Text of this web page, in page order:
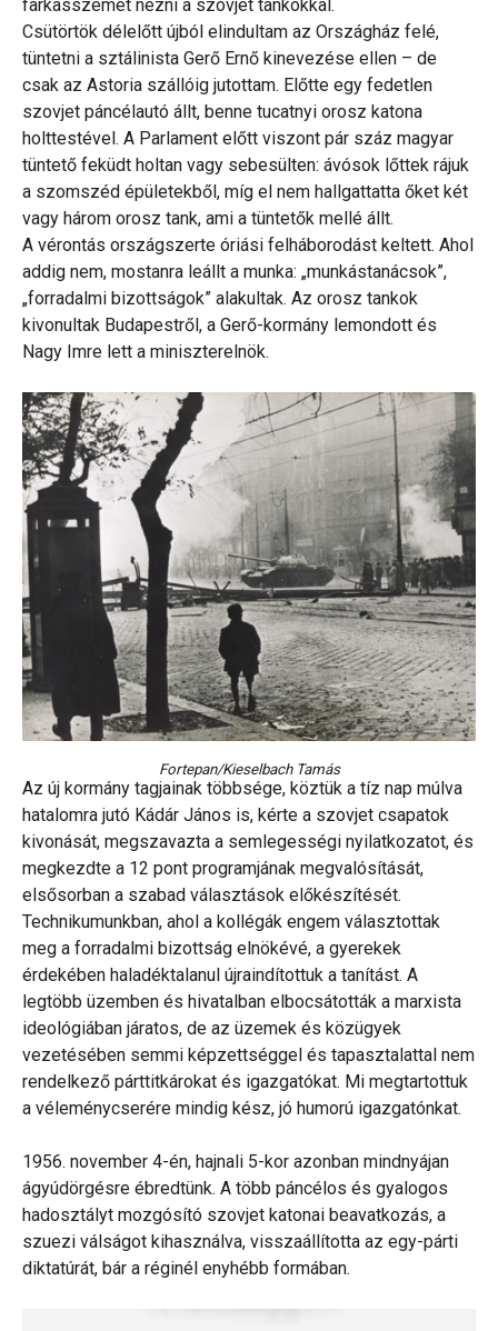
farkasszemet nézni a szovjet tankokkal.
Csütörtök délelőtt újból elindultam az Országház felé,
tüntetni a sztálinista Gerő Ernő kinevezése ellen – de
csak az Astoria szállóig jutottam. Előtte egy fedetlen
szovjet páncélautó állt, benne tucatnyi orosz katona
holttestével. A Parlament előtt viszont pár száz magyar
tüntető feküdt holtan vagy sebesülten: ávósok lőttek rájuk
a szomszéd épületekből, míg el nem hallgattatta őket két
vagy három orosz tank, ami a tüntetők mellé állt.
A vérontás országszerte óriási felháborodást keltett. Ahol
addig nem, mostanra leállt a munka: „munkástanácsok”,
„forradalmi bizottságok” alakultak. Az orosz tankok
kivonultak Budapestről, a Gerő-kormány lemondott és
Nagy Imre lett a miniszterelnök.
Fortepan/Kieselbach Tamás
Az új kormány tagjainak többsége, köztük a tíz nap múlva
hatalomra jutó Kádár János is, kérte a szovjet csapatok
kivonását, megszavazta a semlegességi nyilatkozatot, és
megkezdte a 12 pont programjának megvalósítását,
elsősorban a szabad választások előkészítését.
Technikumunkban, ahol a kollégák engem választottak
meg a forradalmi bizottság elnökévé, a gyerekek
érdekében haladéktalanul újraindítottuk a tanítást. A
legtöbb üzemben és hivatalban elbocsátották a marxista
ideológiában járatos, de az üzemek és közügyek
vezetésében semmi képzettséggel és tapasztalattal nem
rendelkező párttitkárokat és igazgatókat. Mi megtartottuk
a véleménycserére mindig kész, jó humorú igazgatónkat.
1956. november 4-én, hajnali 5-kor azonban mindnyájan
ágyúdörgésre ébredtünk. A több páncélos és gyalogos
hadosztályt mozgósító szovjet katonai beavatkozás, a
szuezi válságot kihasználva, visszaállította az egy-párti
diktatúrát, bár a réginél enyhébb formában.